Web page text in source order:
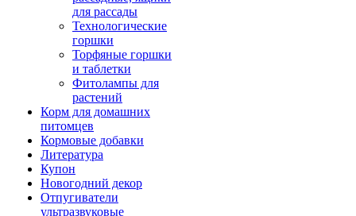
для рассады
Технологические
горшки
Торфяные горшки
и таблетки
Фитолампы для
растений
Корм для домашних
питомцев
Кормовые добавки
Литература
Купон
Новогодний декор
Отпугиватели
ультразвуковые